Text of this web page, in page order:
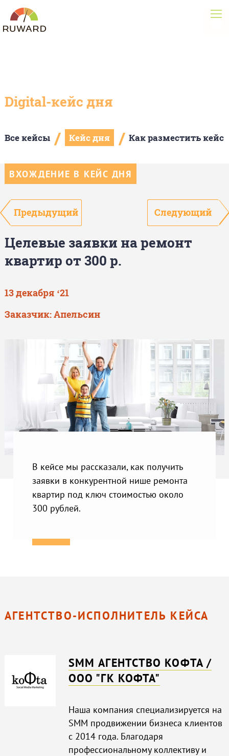
Digital-кейс дня
Все кейсы / Кейс дня / Как разместить кейс
Предыдущий Следующий
Целевые заявки на ремонт
квартир от 300 р.
ВХОЖДЕНИЕ В КЕЙС ДНЯ
13 декабря ‘21
Заказчик: Апельсин
В кейсе мы рассказали, как получить
заявки в конкурентной нише ремонта
квартир под ключ стоимостью около
300 рублей.
АГЕНТСТВО-ИСПОЛНИТЕЛЬ КЕЙСА
SMM АГЕНТСТВО KOФTA /
ООО "ГК КОФТА"
Наша компания специализируется на
SMM продвижении бизнеса клиентов
с 2014 года. Благодаря
профессиональному коллективу и